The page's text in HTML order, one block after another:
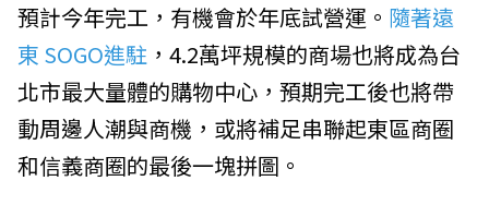
預計今年完工，有機會於年底試營運。 隨著遠
東 SOGO進駐 ，4.2萬坪規模的商場也將成為台
北市最大量體的購物中心，預期完工後也將帶
動周邊人潮與商機，或將補足串聯起東區商圈
和信義商圈的最後一塊拼圖。